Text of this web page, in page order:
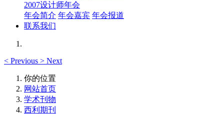
2007设计师年会
年会简介 年会嘉宾 年会报道
联系我们
< Previous > Next
你的位置
网站首页
学术刊物
西利期刊